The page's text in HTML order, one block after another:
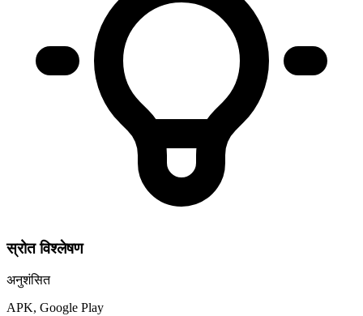
स्रोत विश्लेषण
अनुशंसित
APK, Google Play